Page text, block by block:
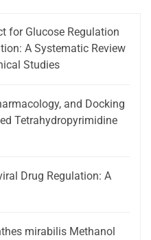
for Glucose Regulation
A Systematic Review
Studies
and Docking
Tetrahydropyrimidine
Drug Regulation: A
mirabilis Methanol